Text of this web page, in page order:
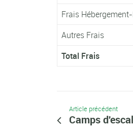
Frais
Autres Frais
Total Frais
Article précédent
Camps